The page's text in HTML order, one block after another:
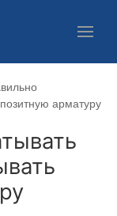
арматуру